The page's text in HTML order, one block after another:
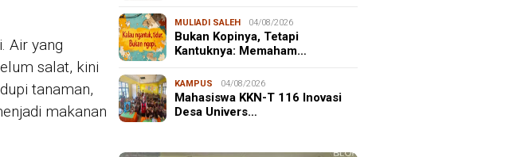
Air yang
salat, kini
tanaman,
makanan
MULIADI SALEH 04/08/2026
Bukan Kopinya, Tetapi
Kantuknya: Memaham…
KAMPUS 04/08/2026
Mahasiswa KKN-T 116 Inovasi
Desa Univers…